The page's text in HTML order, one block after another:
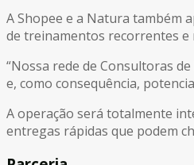
A Shopee e a Natura também
de treinamentos recorrentes e
“Nossa rede de Consultoras de
e, como consequência,
A operação será totalmente
entregas rápidas que podem